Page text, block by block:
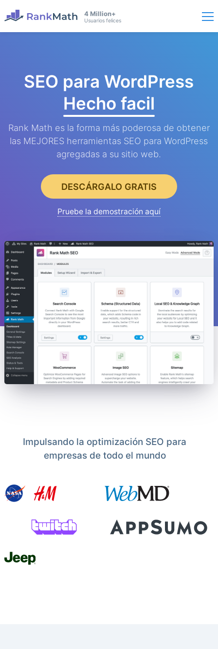
4 Million+
Usuarios felices
SEO para WordPress
Hecho facil
Rank Math es la forma más poderosa de obtener
las MEJORES herramientas SEO para WordPress
agregadas a su sitio web.
DESCÁRGALO GRATIS
Pruebe la demostración aquí
Impulsando la optimización SEO para
empresas de todo el mundo